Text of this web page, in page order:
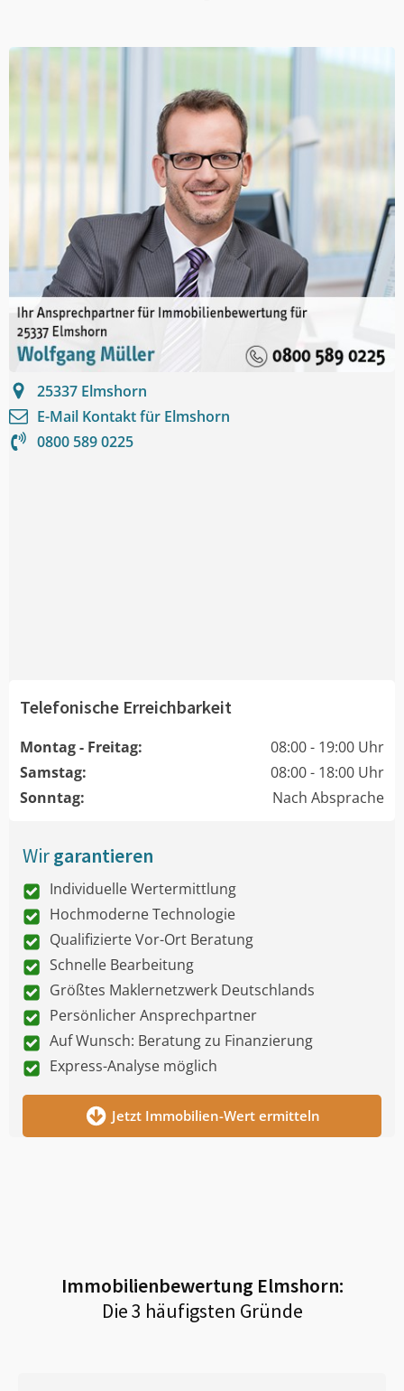
25337 Elmshorn
E-Mail Kontakt für Elmshorn
0800 589 0225
Telefonische Erreichbarkeit
Montag - Freitag:
08:00 - 19:00 Uhr
Samstag:
08:00 - 18:00 Uhr
Sonntag:
Nach Absprache
Wirgarantieren
Individuelle Wertermittlung
Hochmoderne Technologie
Qualifizierte Vor-Ort Beratung
Schnelle Bearbeitung
Größtes Maklernetzwerk Deutschlands
Persönlicher Ansprechpartner
Auf Wunsch: Beratung zu Finanzierung
Express-Analyse möglich
Jetzt Immobilien-Wert ermitteln
Immobilienbewertung Elmshorn:
Die 3 häufigsten Gründe